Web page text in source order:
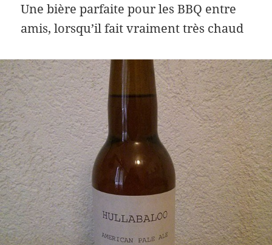
Une bière parfaite pour les BBQ entre
amis, lorsqu’il fait vraiment très chaud